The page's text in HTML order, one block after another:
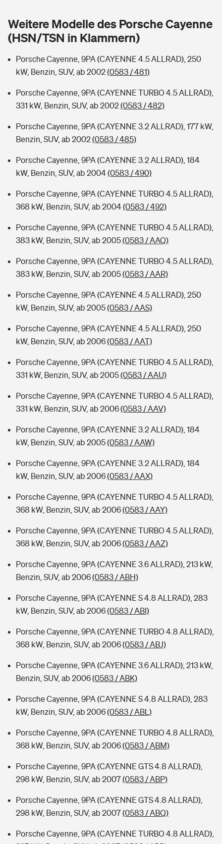
Sie haben Fragen?
Zur Übersicht
Tools
Kinderunfall-Check: Mehr Sicherheit für deine Kids
Typklassen: So ist Ihr Auto eingestuft
Weitere Modelle des Porsche Cayenne
(HSN/TSN in Klammern)
Porsche Cayenne, 9PA (CAYENNE 4.5 ALLRAD), 250
kW, Benzin, SUV, ab 2002(0583 / 481)
Porsche Cayenne, 9PA (CAYENNE TURBO 4.5 ALLRAD),
331 kW, Benzin, SUV, ab 2002(0583 / 482)
Porsche Cayenne, 9PA (CAYENNE 3.2 ALLRAD), 177 kW,
Benzin, SUV, ab 2002(0583 / 485)
Porsche Cayenne, 9PA (CAYENNE 3.2 ALLRAD), 184
kW, Benzin, SUV, ab 2004(0583 / 490)
Porsche Cayenne, 9PA (CAYENNE TURBO 4.5 ALLRAD),
368 kW, Benzin, SUV, ab 2004(0583 / 492)
Porsche Cayenne, 9PA (CAYENNE TURBO 4.5 ALLRAD),
383 kW, Benzin, SUV, ab 2005(0583 / AAQ)
Porsche Cayenne, 9PA (CAYENNE TURBO 4.5 ALLRAD),
383 kW, Benzin, SUV, ab 2005(0583 / AAR)
Porsche Cayenne, 9PA (CAYENNE 4.5 ALLRAD), 250
kW, Benzin, SUV, ab 2005(0583 / AAS)
Porsche Cayenne, 9PA (CAYENNE 4.5 ALLRAD), 250
kW, Benzin, SUV, ab 2006(0583 / AAT)
Porsche Cayenne, 9PA (CAYENNE TURBO 4.5 ALLRAD),
331 kW, Benzin, SUV, ab 2005(0583 / AAU)
Porsche Cayenne, 9PA (CAYENNE TURBO 4.5 ALLRAD),
331 kW, Benzin, SUV, ab 2006(0583 / AAV)
Porsche Cayenne, 9PA (CAYENNE 3.2 ALLRAD), 184
kW, Benzin, SUV, ab 2005(0583 / AAW)
Porsche Cayenne, 9PA (CAYENNE 3.2 ALLRAD), 184
kW, Benzin, SUV, ab 2006(0583 / AAX)
Porsche Cayenne, 9PA (CAYENNE TURBO 4.5 ALLRAD),
368 kW, Benzin, SUV, ab 2006(0583 / AAY)
Porsche Cayenne, 9PA (CAYENNE TURBO 4.5 ALLRAD),
368 kW, Benzin, SUV, ab 2006(0583 / AAZ)
Porsche Cayenne, 9PA (CAYENNE 3.6 ALLRAD), 213 kW,
Benzin, SUV, ab 2006(0583 / ABH)
Porsche Cayenne, 9PA (CAYENNE S 4.8 ALLRAD), 283
kW, Benzin, SUV, ab 2006(0583 / ABI)
Porsche Cayenne, 9PA (CAYENNE TURBO 4.8 ALLRAD),
368 kW, Benzin, SUV, ab 2006(0583 / ABJ)
Porsche Cayenne, 9PA (CAYENNE 3.6 ALLRAD), 213 kW,
Benzin, SUV, ab 2006(0583 / ABK)
Porsche Cayenne, 9PA (CAYENNE S 4.8 ALLRAD), 283
kW, Benzin, SUV, ab 2006(0583 / ABL)
Porsche Cayenne, 9PA (CAYENNE TURBO 4.8 ALLRAD),
368 kW, Benzin, SUV, ab 2006(0583 / ABM)
Porsche Cayenne, 9PA (CAYENNE GTS 4.8 ALLRAD),
298 kW, Benzin, SUV, ab 2007(0583 / ABP)
Porsche Cayenne, 9PA (CAYENNE GTS 4.8 ALLRAD),
298 kW, Benzin, SUV, ab 2007(0583 / ABQ)
Porsche Cayenne, 9PA (CAYENNE TURBO 4.8 ALLRAD),